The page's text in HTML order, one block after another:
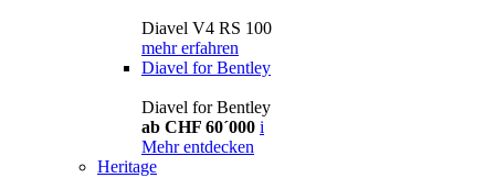
Diavel V4 RS 100
mehr erfahren
Diavel for Bentley
Diavel for Bentley
ab CHF 60´000 i
Mehr entdecken
Heritage